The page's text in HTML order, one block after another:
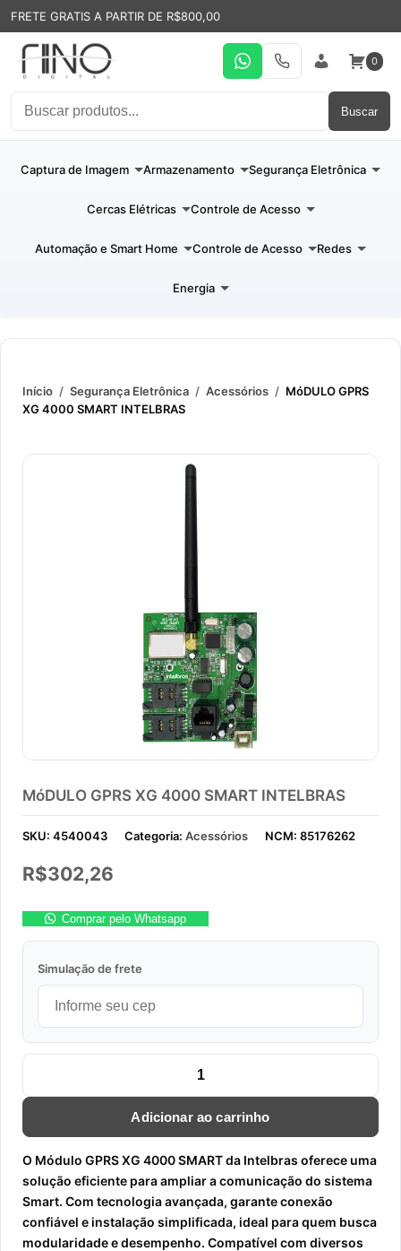
FRETE GRATIS A PARTIR DE R$800,00
Buscar
WhatsApp19 31994110
Entrar
0
Captura de Imagem Armazenamento Segurança Eletrônica
Cercas Elétricas Controle de Acesso
Automação e Smart Home Controle de Acesso Redes
Energia
Início / Segurança Eletrônica / Acessórios / MóDULO GPRS
XG 4000 SMART INTELBRAS
MóDULO GPRS XG 4000 SMART INTELBRAS
SKU: 4540043 Categoria: Acessórios NCM: 85176262
R$302,26
Comprar pelo Whatsapp
Simulação de frete
MóDULO GPRS XG 4000 SMART INTELBRAS quantidade
Adicionar ao carrinho
O Módulo GPRS XG 4000 SMART da Intelbras oferece uma
solução eficiente para ampliar a comunicação do sistema
Smart. Com tecnologia avançada, garante conexão
confiável e instalação simplificada, ideal para quem busca
modularidade e desempenho. Compatível com diversos